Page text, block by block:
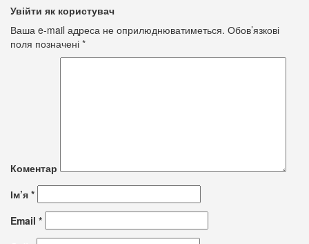
Увійти як користувач
Ваша e-mail адреса не оприлюднюватиметься. Обов’язкові
поля позначені *
Коментар
Ім’я *
Email *